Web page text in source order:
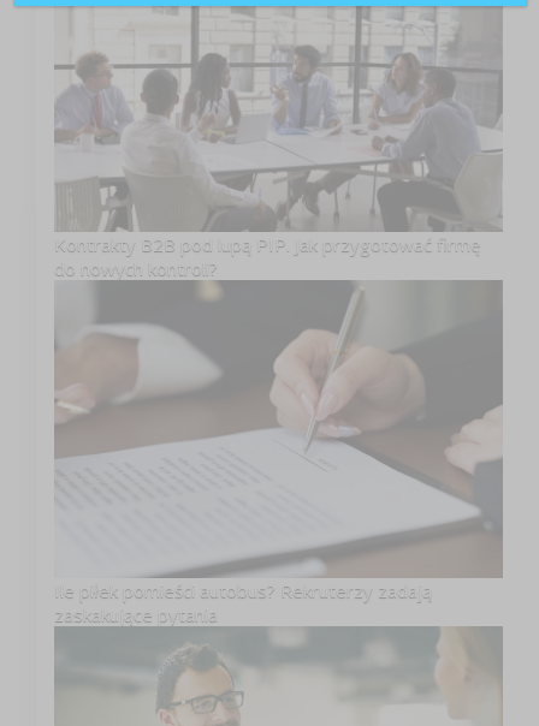
Kontrakty B2B pod lupą PIP. Jak przygotować firmę
do nowych kontroli?
Ile piłek pomieści autobus? Rekruterzy zadają
zaskakujące pytania